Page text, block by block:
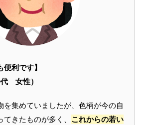
便利です】
代 女性）
を集めていましたが、色柄が今の自
きたものが多く、 これからの若い